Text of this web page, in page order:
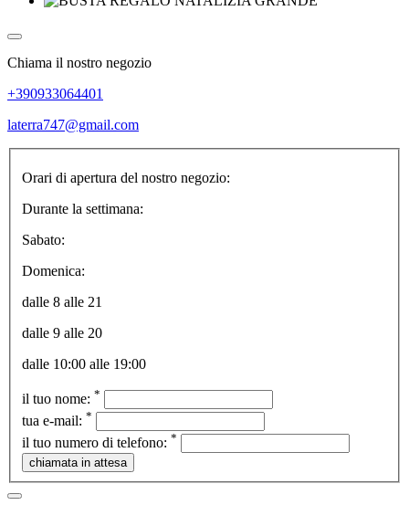
Chiama il nostro negozio
+390933064401
laterra747@gmail.com
Orari di apertura del nostro negozio:
Durante la settimana:
Sabato:
Domenica:
dalle 8 alle 21
dalle 9 alle 20
dalle 10:00 alle 19:00
il tuo nome: *
tua e-mail: *
il tuo numero di telefono: *